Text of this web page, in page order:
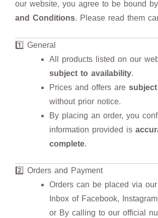
our website, you agree to be bound
and Conditions. Please read them
1️⃣ General
All products listed on our
subject to availability.
Prices and offers are
without prior notice.
By placing an order, you
information provided is
complete.
2️⃣ Orders and Payment
Orders can be placed via
Inbox of Facebook,
or By calling to our official